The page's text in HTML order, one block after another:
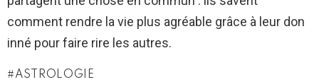
comment rendre la vie plus agréable grâce à leur don
inné pour faire rire les autres.
ASTROLOGIE